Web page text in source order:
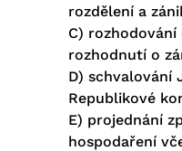
rozdělení a
C)
rozhodnutí o
D) schvalování
Republikové
E) projednání
hospodaření